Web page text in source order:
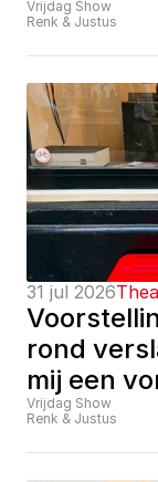
Vrijdag Show
Renk & Justus
31 jul 2026
rond
mij een
Vrijdag Show
Renk & Justus